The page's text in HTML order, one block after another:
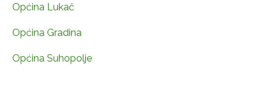
Općina Lukač
Općina Gradina
Općina Suhopolje